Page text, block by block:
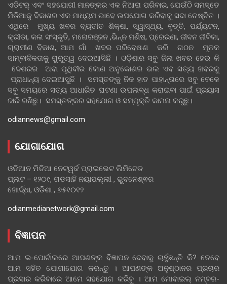
ଏଡିଟର୍ ଏବଂ ସହଯୋଗୀ ମାନଙ୍କର ଏକ ନିଆରା ପରିବାର, ଯେଉଁଠି ସମସ୍ତେ
ମିଡିଆକୁ ବିକାଶର ଏକ ମାଧ୍ୟମ ଭାବେ ଉପଯୋଗ କରିବାକୁ ସଦା ଚେଷ୍ଟିତ ।
ଏଥିରେ ମୁଖ୍ୟ ଖବର ବ୍ୟତୀତ ଶିକ୍ଷା, ସ୍ୱାସ୍ଥ୍ୟ, ବୃତ୍ତି, ପର୍ଯ୍ୟଟନ,
କ୍ରୀଡା, କଳା ସଂସ୍କୃତି, ମନୋରଞ୍ଜନ ,ଭିନ୍ନ ମଣିଷ, ପ୍ରେରଣା, ଜୀବନ ଜୀବିକା,
ଗ୍ରାମୀଣ ବିକାଶ, ଆମ ଗାଁ ଖବର ପରିବେଷଣ କରି ଗଠନ ମୂଳକ
ସାମ୍ବାଦିକତାକୁ ଗୁରୁତ୍ୱ ଦେଇଆସିଛି । ଓଡ଼ିଶାର ସବୁ ଜିଲା ଖବର ହେଉ କି
ଦେଶରର ଅବା ପୃଥିବୀର କୋଣ ଅନୁକୋଣର ଭଲ ଏବ ସତ୍ୟ ଖବରକୁ
ପ୍ରାଧାନ୍ୟ ଦେଇଆସୁଛି । ସମସ୍ତଙ୍କୁ ନିଜ ହାତ ପାହାନ୍ତାରେ ସବୁ ବେଳେ
ସବୁ ସମୟରେ ସତ୍ୟ ଆଧାରିତ ଘଟଣା ଉପଲବ୍ଧ କରାଇବା ପାଇଁ ପ୍ରୟାସ
ଜାରି ରଖିଛୁ। ସମସ୍ତଙ୍କର ସହଯୋଗ ଓ ସମ୍ପୃକ୍ତି କାମନା କରୁଛୁ।
odiannews@gmail.com
ଯୋଗାଯୋଗ
ଓଡିଆନ ମିଡିଆ ନେଟୱର୍କ ପ୍ରାଇଭେଟ ଲିମିଟେଡ
ପ୍ଲଟ – ୧୨୦୯, ଗଡସାହି ନୟାପଲ୍ଲୀ , ଭୁବନେଶ୍ଵର
ଖୋର୍ଦ୍ଧା, ଓଡିଶା , ୭୫୧୦୧୨
odianmedianetwork@gmail.com
ବିଜ୍ଞାପନ
ଆମ ଇ-ପୋର୍ଟାଲରେ ଆପଣଙ୍କ ବିଜ୍ଞାପନ ଦେବାକୁ ଚାହୁଁଛନ୍ତି କି? ତେବେ
ଆମ ସହିତ ଯୋଗାଯୋଗ କରନ୍ତୁ । ଆପଣଙ୍କ ଅନୁଷ୍ଠାନର ପ୍ରଚାର
ପ୍ରସାର କରିବାରେ ଆମେ ସହଯୋଗ କରିବୁ । ଆମ ମୋବାଇଲ୍ ନମ୍ବର-